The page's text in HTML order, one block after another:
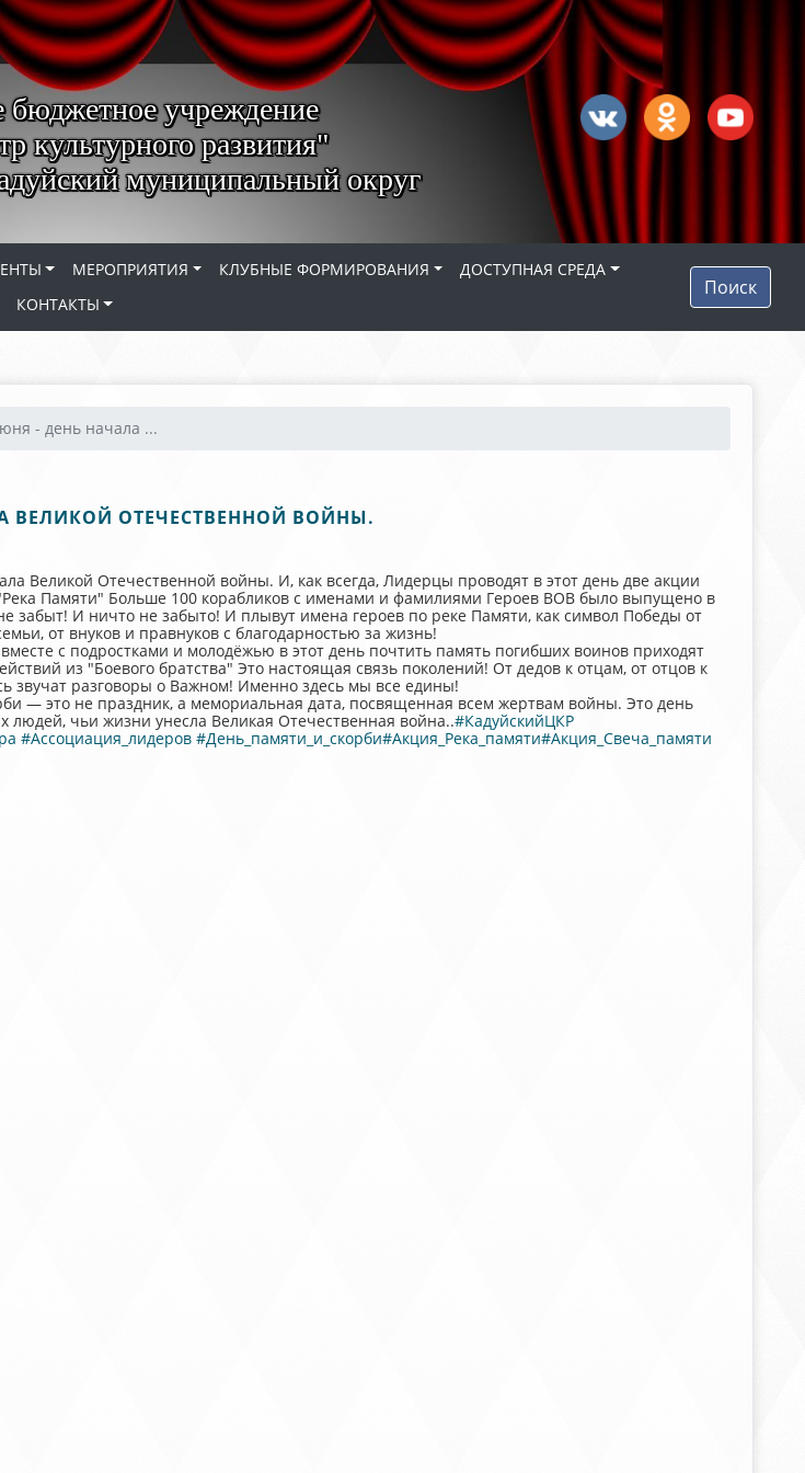
учреждение
культурного развития"
муниципальный округ
МЕРОПРИЯТИЯ КЛУБНЫЕ ФОРМИРОВАНИЯ
ДОСТУПНАЯ СРЕДА
КОНТАКТЫ
Поиск
- день начала ...
ВЕЛИКОЙ ОТЕЧЕСТВЕННОЙ ВОЙНЫ.
Великой Отечественной войны. И, как всегда, Лидерцы проводят в этот день две акции
Памяти" Больше 100 корабликов с именами и фамилиями Героев ВОВ было выпущено в
забыт! И ничто не забыто! И плывут имена героев по реке Памяти, как символ Победы от
от внуков и правнуков с благодарностью за жизнь!
с подростками и молодёжью в этот день почтить память погибших воинов приходят
из "Боевого братства" Это настоящая связь поколений! От дедов к отцам, от отцов к
звучат разговоры о Важном! Именно здесь мы все едины!
— это не праздник, а мемориальная дата, посвященная всем жертвам войны. Это день
людей, чьи жизни унесла Великая Отечественная война..#КадуйскийЦКР
#Ассоциация_лидеров #День_памяти_и_скорби#Акция_Река_памяти#Акция_Свеча_памяти